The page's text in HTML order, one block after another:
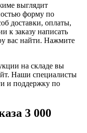
выглядит
форму по
доставки, оплаты,
к заказу написать
вас найти. Нажмите
на складе вы
Наши специалисты
и поддержку по
3 000